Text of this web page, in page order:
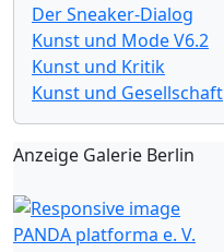
Der Sneaker-Dialog
Kunst und Mode V6.2
Kunst und Kritik
Kunst und Gesellschaft
Anzeige Galerie Berlin
PANDA platforma e. V.